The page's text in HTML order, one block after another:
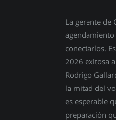
La gerente de
conectarlos.
2026 exitosa
Rodrigo
la mitad del
es esperable
preparación